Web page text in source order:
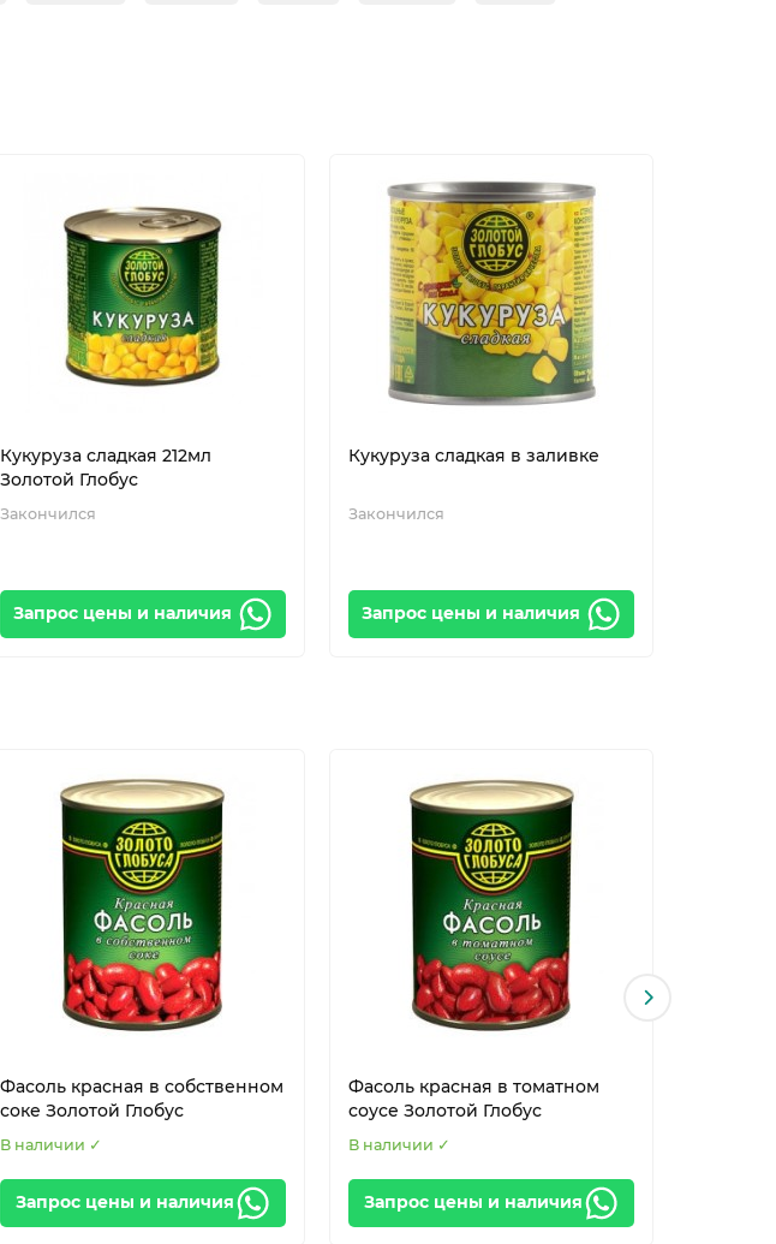
Кукуруза сладкая 212мл
Золотой Глобус
Закончился
Запрос цены и наличия
Кукуруза сладкая в заливке
Закончился
Запрос цены и наличия
Фасоль красная в собственном
соке Золотой Глобус
В наличии ✓
Запрос цены и наличия
Фасоль красная в томатном
соусе Золотой Глобус
В наличии ✓
Запрос цены и наличия